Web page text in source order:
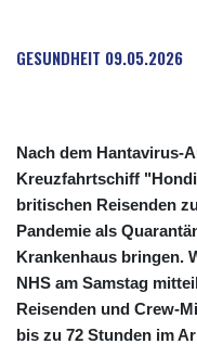
GESUNDHEIT 09.05.2026
Nach dem Hantavirus-
Kreuzfahrtschiff
britischen Reisenden
Pandemie als
Krankenhaus bringen.
NHS am Samstag
Reisenden und Crew-
bis zu 72 Stunden im